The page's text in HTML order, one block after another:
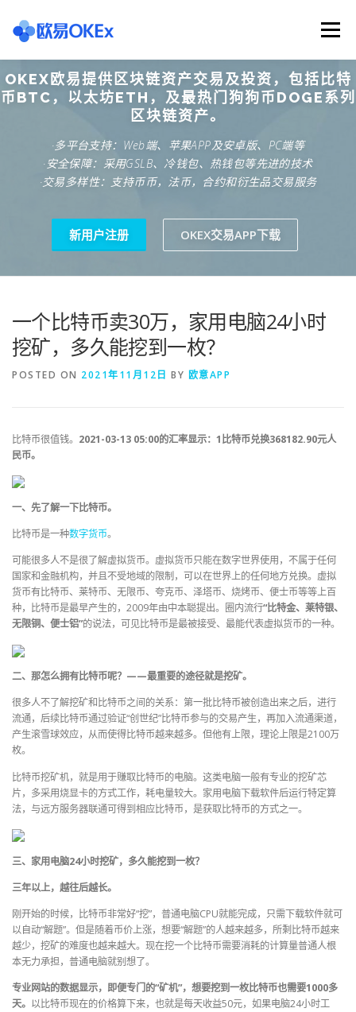
content
Menu
欧意交易所 关于欧意OKX 欧意APP下载
欧意注册网址 欧意交易下载 欧意团队
OKEX欧易提供区块链资产交易及投资，包括比特
币BTC，以太坊ETH，及最热门狗狗币DOGE系列
区块链资产。
·多平台支持：Web端、苹果APP及安卓版、PC端等
·安全保障：采用GSLB、冷钱包、热钱包等先进的技术
·交易多样性：支持币币，法币，合约和衍生品交易服务
新用户注册 OKEX交易APP下载
一个比特币卖30万，家用电脑24小时
挖矿，多久能挖到一枚？
POSTED ON 2021年11月12日 BY 欧意APP
比特币很值钱。 2021-03-13 05:00的汇率显示：1比特币兑换368182.90元人
民币。
一、先了解一下比特币。
比特币是一种数字货币。
可能很多人不是很了解虚拟货币。虚拟货币只能在数字世界使用，不属于任何
国家和金融机构，并且不受地域的限制，可以在世界上的任何地方兑换。虚拟
货币有比特币、莱特币、无限币、夸克币、泽塔币、烧烤币、便士币等等上百
种，比特币是最早产生的，2009年由中本聪提出。圈内流行“比特金、莱特银、
无限铜、便士铝”的说法，可见比特币是最被接受、最能代表虚拟货币的一种。
二、那怎么拥有比特币呢？——最重要的途径就是挖矿。
很多人不了解挖矿和比特币之间的关系：第一批比特币被创造出来之后，进行
流通，后续比特币通过验证“创世纪”比特币参与的交易产生，再加入流通渠道，
产生滚雪球效应，从而使得比特币越来越多。但他有上限，理论上限是2100万
枚。
比特币挖矿机，就是用于赚取比特币的电脑。这类电脑一般有专业的挖矿芯
片，多采用烧显卡的方式工作，耗电量较大。家用电脑下载软件后运行特定算
法，与远方服务器联通可得到相应比特币，是获取比特币的方式之一。
三、家用电脑24小时挖矿，多久能挖到一枚？
三年以上，越往后越长。
刚开始的时候，比特币非常好“挖”，普通电脑CPU就能完成，只需下载软件就可
以自动“解题”。但是随着币价上涨，想要“解题”的人越来越多，所剩比特币越来
越少，挖矿的难度也越来越大。现在挖一个比特币需要消耗的计算量普通人根
本无力承担，普通电脑就别想了。
专业网站的数据显示，即便专门的“矿机”，想要挖到一枚比特币也需要1000多
天。 以比特币现在的价格算下来，也就是每天收益50元，如果电脑24小时工